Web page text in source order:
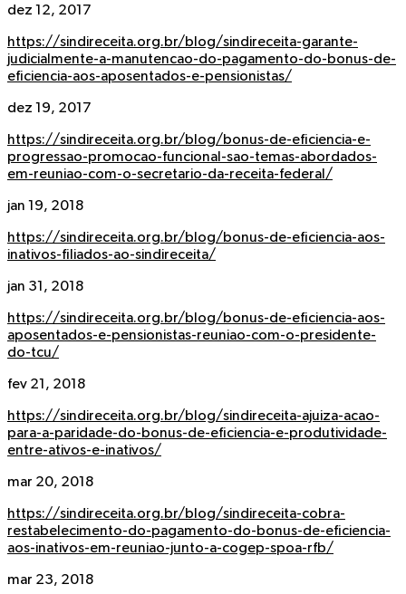
dez 12, 2017
https://sindireceita.org.br/blog/sindireceita-garante-
judicialmente-a-manutencao-do-pagamento-do-bonus-de-
eficiencia-aos-aposentados-e-pensionistas/
dez 19, 2017
https://sindireceita.org.br/blog/bonus-de-eficiencia-e-
progressao-promocao-funcional-sao-temas-abordados-
em-reuniao-com-o-secretario-da-receita-federal/
jan 19, 2018
https://sindireceita.org.br/blog/bonus-de-eficiencia-aos-
inativos-filiados-ao-sindireceita/
jan 31, 2018
https://sindireceita.org.br/blog/bonus-de-eficiencia-aos-
aposentados-e-pensionistas-reuniao-com-o-presidente-
do-tcu/
fev 21, 2018
https://sindireceita.org.br/blog/sindireceita-ajuiza-acao-
para-a-paridade-do-bonus-de-eficiencia-e-produtividade-
entre-ativos-e-inativos/
mar 20, 2018
https://sindireceita.org.br/blog/sindireceita-cobra-
restabelecimento-do-pagamento-do-bonus-de-eficiencia-
aos-inativos-em-reuniao-junto-a-cogep-spoa-rfb/
mar 23, 2018